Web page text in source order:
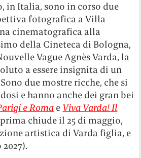
in Italia, sono in corso due
fotografica a Villa
cinematografica alla
della Cineteca di Bologna,
Vague Agnès Varda, la
a essere insignita di un
due mostre ricche, che si
e hanno anche dei gran bei
e Roma e Viva Varda! Il
chiude il 25 di maggio,
artistica di Varda figlia, e